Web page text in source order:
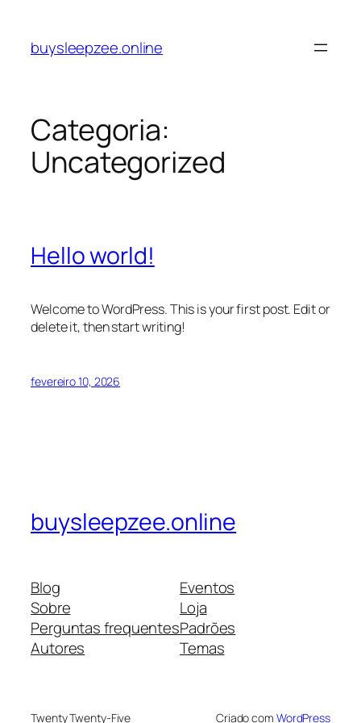
buysleepzee.online
Categoria:
Uncategorized
Hello world!
Welcome to WordPress. This is your first post. Edit or
delete it, then start writing!
fevereiro 10, 2026
buysleepzee.online
Blog
Sobre
Perguntas frequentes
Autores
Eventos
Loja
Padrões
Temas
Twenty Twenty-Five Criado com WordPress